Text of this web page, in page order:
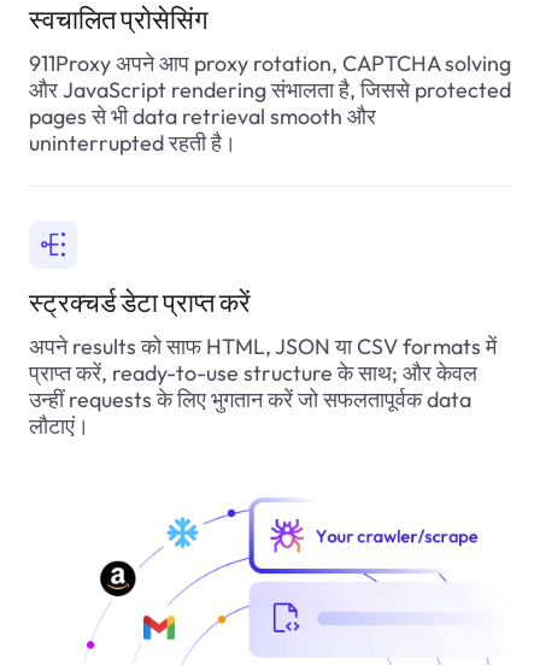
स्वचालित प्रोसेसिंग
911Proxy अपने आप proxy rotation, CAPTCHA solving
और JavaScript rendering संभालता है, जिससे protected
pages से भी data retrieval smooth और
uninterrupted रहती है।
स्ट्रक्चर्ड डेटा प्राप्त करें
अपने results को साफ HTML, JSON या CSV formats में
प्राप्त करें, ready-to-use structure के साथ; और केवल
उन्हीं requests के लिए भुगतान करें जो सफलतापूर्वक data
लौटाएं।